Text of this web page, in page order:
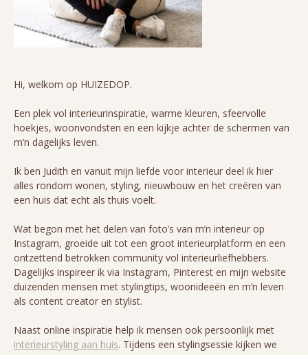
Hi, welkom op HUIZEDOP.
Een plek vol interieurinspiratie, warme kleuren, sfeervolle
hoekjes, woonvondsten en een kijkje achter de schermen van
m’n dagelijks leven.
Ik ben Judith en vanuit mijn liefde voor interieur deel ik hier
alles rondom wonen, styling, nieuwbouw en het creëren van
een huis dat echt als thuis voelt.
Wat begon met het delen van foto’s van m’n interieur op
Instagram, groeide uit tot een groot interieurplatform en een
ontzettend betrokken community vol interieurliefhebbers.
Dagelijks inspireer ik via Instagram, Pinterest en mijn website
duizenden mensen met stylingtips, woonideeën en m’n leven
als content creator en stylist.
Naast online inspiratie help ik mensen ook persoonlijk met
interieurstyling aan huis. Tijdens een stylingsessie kijken we